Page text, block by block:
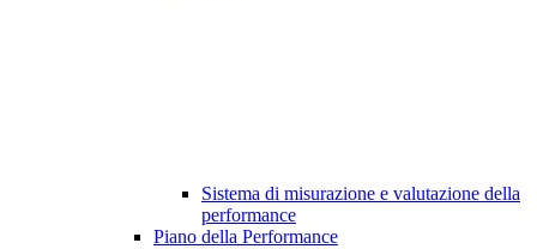
Sistema di misurazione e valutazione della
performance
Piano della Performance